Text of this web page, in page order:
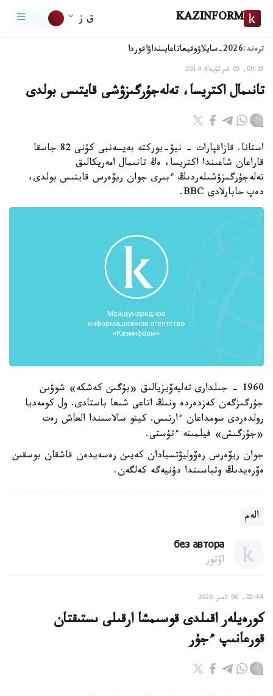
KAZINFORM ق ز
ترەند:2026-سايلاۋ وقيعاتاعايىنداۋاقوردا
09:25, 05 قىركۇيەك 2014
تانىمال اكتريسا، تەلەجۇرگىزۋشى قايتىس بولدى
استانا. قازاقپارات - نيۋ-يوركتە بەيسەنبى كۇنى 82 جاسقا
قاراعان شاعىندا اكتريسا، ەڭ تانىمال امەريكالىق
تەلەجۇرگىزۋشىلەردىڭ ءبىرى جوان ريۆەرس قايتىس بولدى،
دەپ حابارلادى BBC.
1960 - جىلدارى تەليەۆيزيالىق «بۇگىن كەشكە» شوۋىن
جۇرگىزگەن كەزدەردە ونىڭ اتاعى شىعا باستادى. ول كومەديا
رولدەردى سومداعان ءارتىس. كينو سالاسىندا العاش رەت
«جۇزگىش» فيلمىنە ءتۇستى.
جوان ريۆەرس رەۆوليۋتسيادان كەيىن رەسەيدەن قاشقان بوسقىن
ەۆرەيدىڭ وتباسىندا دۇنيەگە كەلگەن.
الەم
без автора
اۆتور
22:44, 06 تامىز 2026
كورەيلەر اقىلدى قوسىمشا ارقىلى ىستىقتان
قورعانىپ ءجۇر